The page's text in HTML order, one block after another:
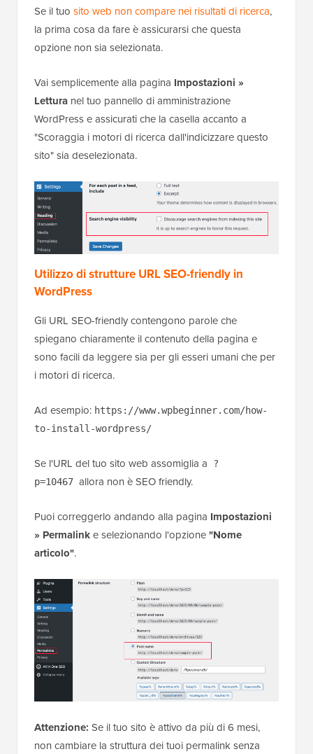
Se il tuo sito web non compare nei risultati di ricerca,
la prima cosa da fare è assicurarsi che questa
opzione non sia selezionata.
Vai semplicemente alla pagina Impostazioni »
Lettura nel tuo pannello di amministrazione
WordPress e assicurati che la casella accanto a
"Scoraggia i motori di ricerca dall'indicizzare questo
sito" sia deselezionata.
Utilizzo di strutture URL SEO-friendly in
WordPress
Gli URL SEO-friendly contengono parole che
spiegano chiaramente il contenuto della pagina e
sono facili da leggere sia per gli esseri umani che per
i motori di ricerca.
Ad esempio: https://www.wpbeginner.com/how-
to-install-wordpress/
Se l'URL del tuo sito web assomiglia a
?
p=10467 allora non è SEO friendly.
Puoi correggerlo andando alla pagina Impostazioni
» Permalinke selezionando l'opzione"Nome
articolo".
Attenzione: Se il tuo sito è attivo da più di 6 mesi,
non cambiare la struttura dei tuoi permalink senza